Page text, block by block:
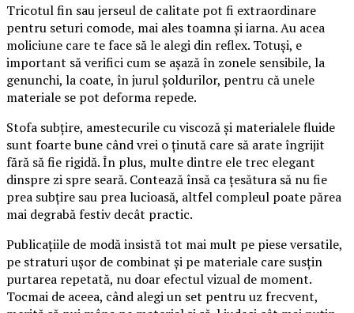
Tricotul fin sau jerseul de calitate pot fi extraordinare
pentru seturi comode, mai ales toamna și iarna. Au acea
moliciune care te face să le alegi din reflex. Totuși, e
important să verifici cum se așază în zonele sensibile, la
genunchi, la coate, în jurul șoldurilor, pentru că unele
materiale se pot deforma repede.
Stofa subțire, amestecurile cu viscoză și materialele fluide
sunt foarte bune când vrei o ținută care să arate îngrijit
fără să fie rigidă. În plus, multe dintre ele trec elegant
dinspre zi spre seară. Contează însă ca țesătura să nu fie
prea subțire sau prea lucioasă, altfel compleul poate părea
mai degrabă festiv decât practic.
Publicațiile de modă insistă tot mai mult pe piese versatile,
pe straturi ușor de combinat și pe materiale care susțin
purtarea repetată, nu doar efectul vizual de moment.
Tocmai de aceea, când alegi un set pentru uz frecvent,